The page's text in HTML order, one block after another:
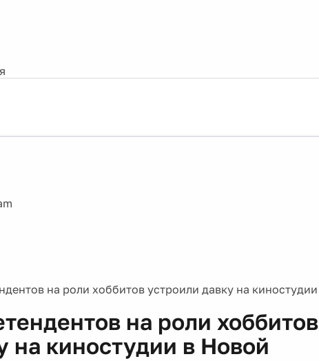
на роли хоббитов устроили давку на киностудии
на роли хоббитов
на киностудии в Новой